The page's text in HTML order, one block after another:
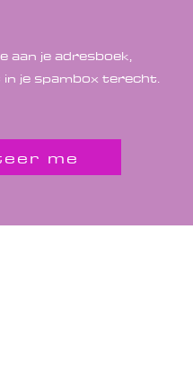
aan je adresboek,
je spambox terecht.
me